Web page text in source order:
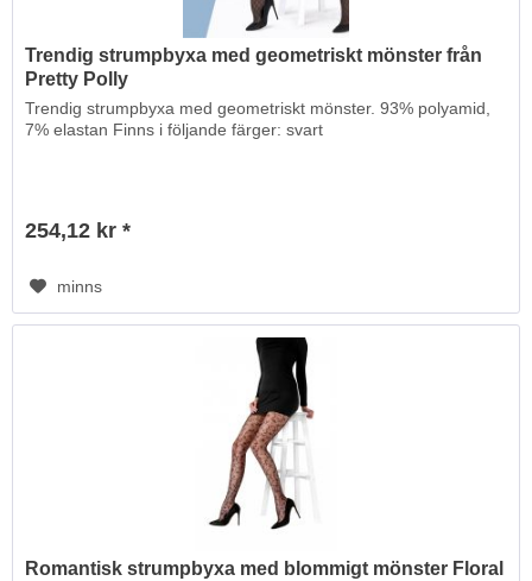
Trendig strumpbyxa med geometriskt mönster från
Pretty Polly
Trendig strumpbyxa med geometriskt mönster. 93% polyamid,
7% elastan Finns i följande färger: svart
254,12 kr *
minns
Romantisk strumpbyxa med blommigt mönster Floral